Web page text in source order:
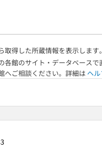
得した所蔵情報を表示します。
館のサイト・データベース
へご相談ください。詳細は ヘ